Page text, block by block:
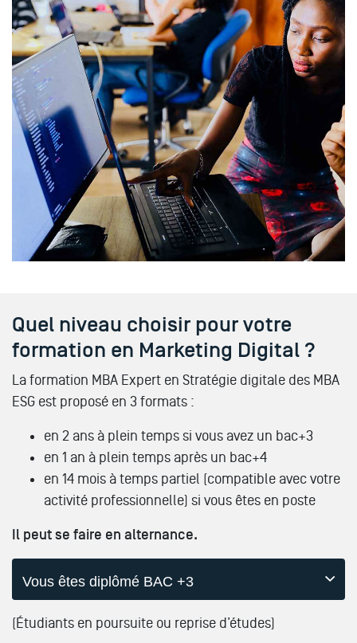
Quel niveau choisir pour votre
formation en Marketing Digital ?
La formation MBA Expert en Stratégie digitale des MBA
ESG est proposé en 3 formats :
en 2 ans à plein temps si vous avez un bac+3
en 1 an à plein temps après un bac+4
en 14 mois à temps partiel (compatible avec votre
activité professionnelle) si vous êtes en poste
Il peut se faire en alternance.
Vous êtes diplômé BAC +3
(Étudiants en poursuite ou reprise d’études)